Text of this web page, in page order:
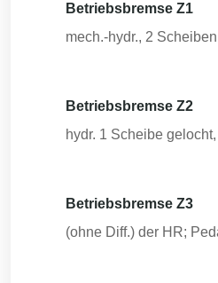
Betriebsbremse Z1
mech.-hydr., 2
Betriebsbremse Z2
hydr. 1 Scheibe
Betriebsbremse Z3
(ohne Diff.) der HR;